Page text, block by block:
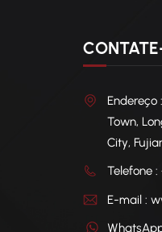
Endereço
Town,
City,
Telefone
E-mail :